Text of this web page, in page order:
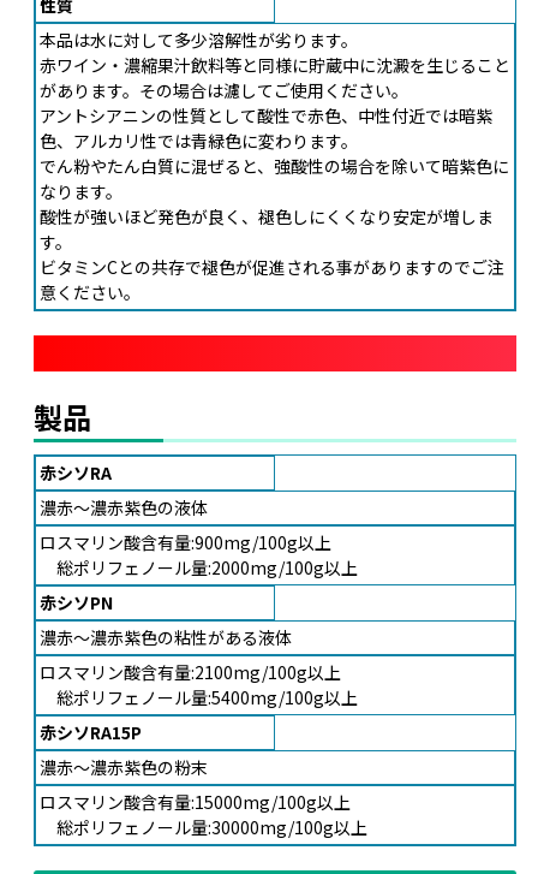
本品は水に対して多少溶解性が劣ります。
赤ワイン・濃縮果汁飲料等と同様に貯蔵中に沈澱を生じること
があります。その場合は濾してご使用ください。
アントシアニンの性質として酸性で赤色、中性付近では暗紫
色、アルカリ性では青緑色に変わります。
でん粉やたん白質に混ぜると、強酸性の場合を除いて暗紫色に
なります。
酸性が強いほど発色が良く、褪色しにくくなり安定が増しま
す。
ビタミンCとの共存で褪色が促進される事がありますのでご注
意ください。
製品
赤シソRA
濃赤～濃赤紫色の液体
ロスマリン酸含有量:900mg/100g以上
総ポリフェノール量:2000mg/100g以上
赤シソPN
濃赤～濃赤紫色の粘性がある液体
ロスマリン酸含有量:2100mg/100g以上
総ポリフェノール量:5400mg/100g以上
赤シソRA15P
濃赤～濃赤紫色の粉末
ロスマリン酸含有量:15000mg/100g以上
総ポリフェノール量:30000mg/100g以上